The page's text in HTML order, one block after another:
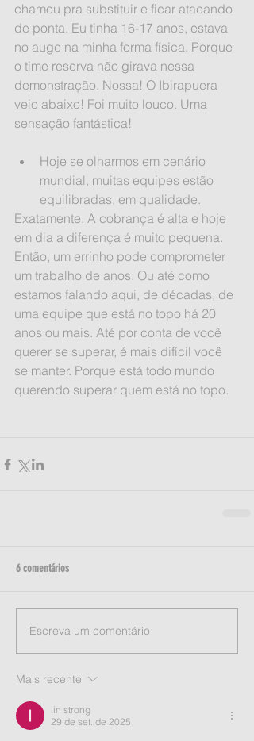
chamou pra substituir e ficar atacando
de ponta. Eu tinha 16-17 anos, estava
no auge na minha forma física. Porque
o time reserva não girava nessa
demonstração. Nossa! O Ibirapuera
veio abaixo! Foi muito louco. Uma
sensação fantástica!
Hoje se olharmos em cenário
mundial, muitas equipes estão
equilibradas, em qualidade.
Exatamente. A cobrança é alta e hoje
em dia a diferença é muito pequena.
Então, um errinho pode comprometer
um trabalho de anos. Ou até como
estamos falando aqui, de décadas, de
uma equipe que está no topo há 20
anos ou mais. Até por conta de você
querer se superar, é mais difícil você
se manter. Porque está todo mundo
querendo superar quem está no topo.
6 comentários
Escreva um comentário
Mais recente
lin strong
29 de set. de 2025